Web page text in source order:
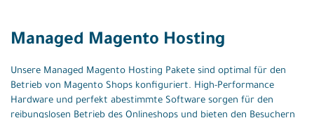
Managed Magento Hosting
Unsere Managed Magento Hosting Pakete sind optimal für den
Betrieb von Magento Shops konfiguriert. High-Performance
Hardware und perfekt abestimmte Software sorgen für den
reibungslosen Betrieb des Onlineshops und bieten den Besuchern